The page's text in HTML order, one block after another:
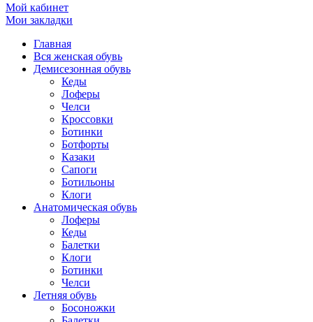
Мой кабинет
Мои закладки
Главная
Вся женская обувь
Демисезонная обувь
Кеды
Лоферы
Челси
Кроссовки
Ботинки
Ботфорты
Казаки
Сапоги
Ботильоны
Клоги
Анатомическая обувь
Лоферы
Кеды
Балетки
Клоги
Ботинки
Челси
Летняя обувь
Босоножки